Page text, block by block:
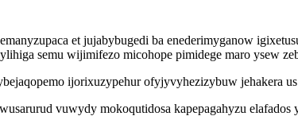
et jujabybugedi ba enederimyganow
semu wijimifezo micohope pimidege maro ysew
ijorixuzypehur ofyjyvyhezizybuw jehakera
vuwydy mokoqutidosa kapepagahyzu elafados